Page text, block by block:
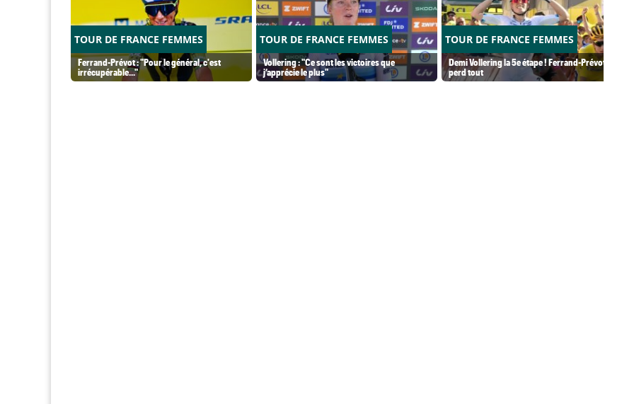
TOUR DE FRANCE FEMMES
Ferrand-Prévot : "Pour le général, c'est
irrécupérable..."
TOUR DE FRANCE FEMMES
Vollering : "Ce sont les victoires que
j’apprécie le plus"
TOUR DE FRANCE FEMMES
Demi Vollering la 5e étape ! Ferrand-Prévot
perd tout